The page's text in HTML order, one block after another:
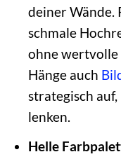
deiner Wände.
schmale
ohne wertvolle
Hänge auch
strategisch
lenken.
Helle